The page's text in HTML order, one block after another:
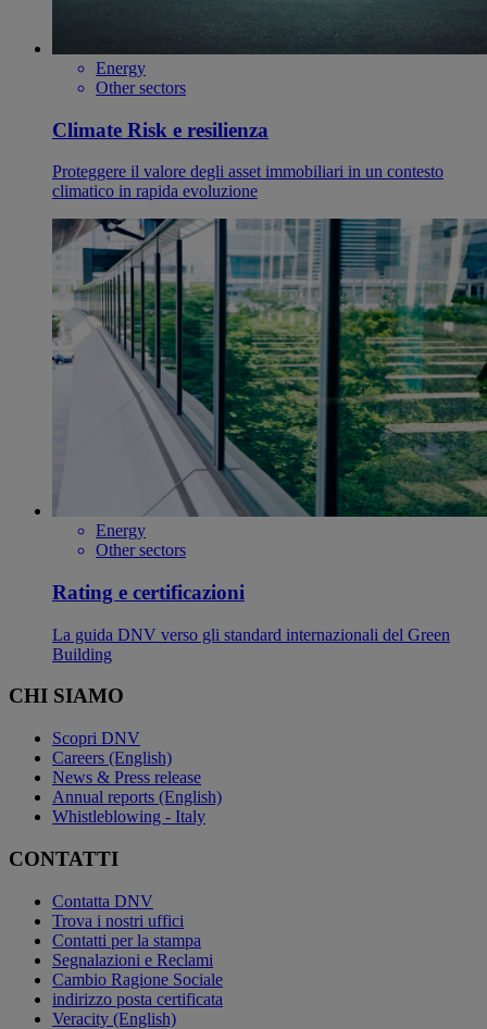
Energy
Other sectors
Climate Risk e resilienza
Proteggere il valore degli asset immobiliari in un contesto
climatico in rapida evoluzione
Energy
Other sectors
Rating e certificazioni
La guida DNV verso gli standard internazionali del Green
Building
CHI SIAMO
Scopri DNV
Careers (English)
News & Press release
Annual reports (English)
Whistleblowing - Italy
CONTATTI
Contatta DNV
Trova i nostri uffici
Contatti per la stampa
Segnalazioni e Reclami
Cambio Ragione Sociale
indirizzo posta certificata
Veracity (English)